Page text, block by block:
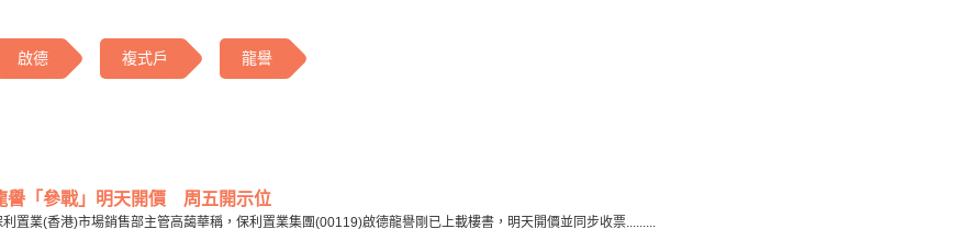
啟德 複式戶 龍譽
譽「參戰」明天開價 周五開示位
利置業(香港)市場銷售部主管高藹華稱，保利置業集團(00119)啟德龍譽剛已上載樓書，明天開價並同步收票.........